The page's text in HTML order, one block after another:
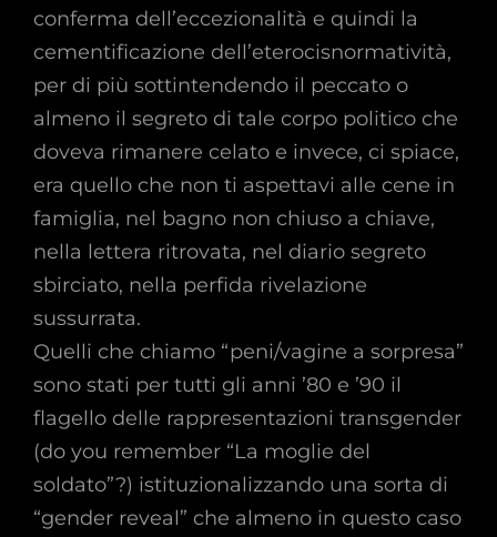
conferma dell’eccezionalità e quindi la
cementificazione dell’eterocisnormatività,
per di più sottintendendo il peccato o
almeno il segreto di tale corpo politico che
doveva rimanere celato e invece, ci spiace,
era quello che non ti aspettavi alle cene in
famiglia, nel bagno non chiuso a chiave,
nella lettera ritrovata, nel diario segreto
sbirciato, nella perfida rivelazione
sussurrata.
Quelli che chiamo “peni/vagine a sorpresa”
sono stati per tutti gli anni ’80 e ’90 il
flagello delle rappresentazioni transgender
(do you remember “La moglie del
soldato”?) istituzionalizzando una sorta di
“gender reveal” che almeno in questo caso